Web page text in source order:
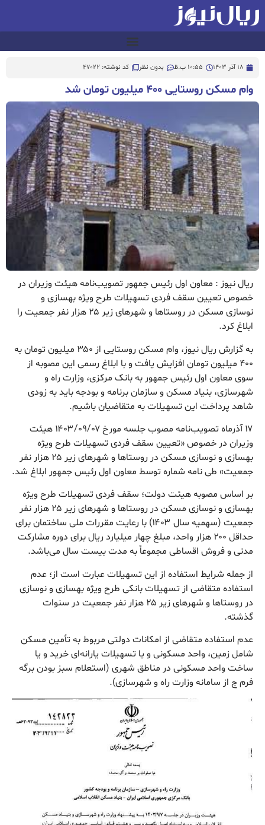
18 آذر 1403 10:55 ب.ظ بدون نظر کد نوشته: 47022
وام مسکن روستایی ۴۰۰ میلیون تومان شد
ریال نیوز : معاون اول رئیس جمهور تصویب‌نامه هیئت وزیران در
خصوص تعیین سقف فردی تسهیلات طرح ویژه بهسازی و
نوسازی مسکن در روستاها و شهرهای زیر ۲۵ هزار نفر جمعیت را
ابلاغ کرد.
به گزارش ریال نیوز، وام مسکن روستایی از ۳۵۰ میلیون تومان به
۴۰۰ میلیون تومان افزایش یافت و با ابلاغ رسمی این مصوبه از
سوی معاون اول رئیس جمهور به بانک مرکزی، وزارت راه و
شهرسازی، بنیاد مسکن و سازمان برنامه و بودجه باید به زودی
شاهد پرداخت این تسهیلات به متقاضیان باشیم.
۱۷ آذرماه تصویب‌نامه مصوب جلسه مورخ ۱۴۰۳/۰۹/۰۷ هیئت
وزیران در خصوص «تعیین سقف فردی تسهیلات طرح ویژه
بهسازی و نوسازی مسکن در روستاها و شهرهای زیر ۲۵ هزار نفر
جمعیت» طی نامه شماره توسط معاون اول رئیس جمهور ابلاغ شد.
بر اساس مصوبه هیئت دولت؛ سقف فردی تسهیلات طرح ویژه
بهسازی و نوسازی مسکن در روستاها و شهرهای زیر ۲۵ هزار نفر
جمعیت (سهمیه سال ۱۴۰۳) با رعایت مقررات ملی ساختمان برای
حداقل ۲۰۰ هزار واحد، مبلغ چهار میلیارد ریال برای دوره مشارکت
مدنی و فروش اقساطی مجموعاً به مدت بیست سال می‌باشد.
از جمله شرایط استفاده از این تسهیلات عبارت است از؛ عدم
استفاده متقاضی از تسهیلات بانکی طرح ویژه بهسازی و نوسازی
در روستاها و شهرهای زیر ۲۵ هزار نفر جمعیت در سنوات
گذشته.
عدم استفاده متقاضی از امکانات دولتی مربوط به تأمین مسکن
شامل زمین، واحد مسکونی و یا تسهیلات یارانه‌ای خرید و یا
ساخت واحد مسکونی در مناطق شهری (استعلام سبز بودن برگه
فرم ج از سامانه وزارت راه و شهرسازی).